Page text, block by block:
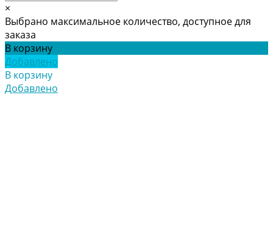
×
Выбрано максимальное количество, доступное для
заказа
В корзину
Добавлено
В корзину
Добавлено